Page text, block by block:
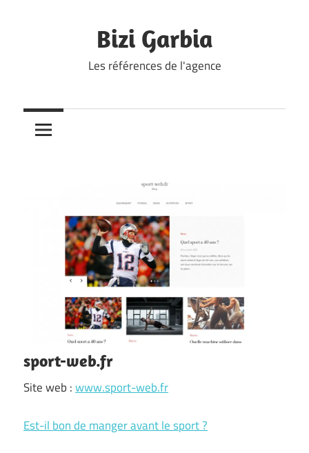
Bizi Garbia
Les références de l'agence
sport-web.fr
Site web :www.sport-web.fr
Est-il bon de manger avant le sport ?